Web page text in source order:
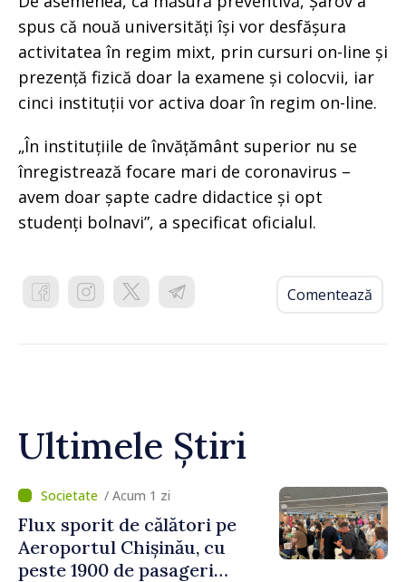
spus că nouă universități își vor desfășura
activitatea în regim mixt, prin cursuri on-line și
prezență fizică doar la examene și colocvii, iar
cinci instituții vor activa doar în regim on-line.
„În instituțiile de învățământ superior nu se
înregistrează focare mari de coronavirus –
avem doar șapte cadre didactice și opt
studenți bolnavi”, a specificat oficialul.
Comentează
Ultimele Știri
/ Acum 1 zi
Flux sporit de călători pe
Aeroportul Chișinău, cu
peste 1900 de pasageri